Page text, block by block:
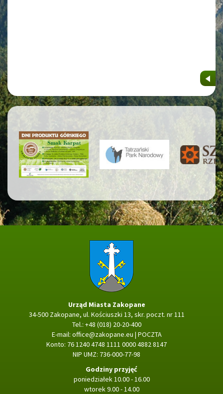
Strona główna
Urząd Miasta Zakopane
34-500 Zakopane, ul. Kościuszki 13, skr. poczt. nr 111
Tel.: +48 (018) 20-20-400
E-mail: office@zakopane.eu | POCZTA
Konto: 76 1240 4748 1111 0000 4882 8147
NIP UMZ: 736-000-77-98
Godziny przyjęć
poniedziałek 10.00 - 16.00
wtorek 9.00 - 14.00